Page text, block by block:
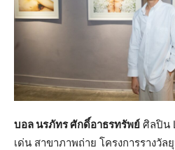
บอล นรภัทร ศักดิ์อาธรทรัพย์ ศิลปิน
เด่น สาขาภาพถ่าย โครงการรางวั